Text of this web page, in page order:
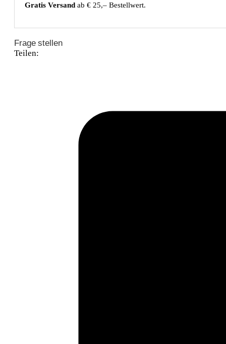
Gratis Versand ab € 25,– Bestellwert.
Frage stellen
Teilen: